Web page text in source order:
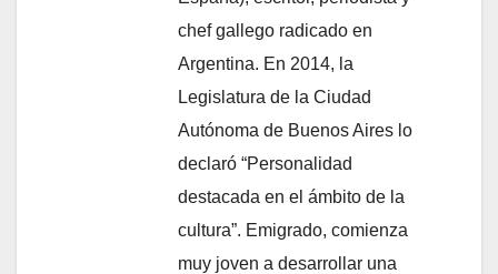
chef gallego radicado en
Argentina. En 2014, la
Legislatura de la Ciudad
Autónoma de Buenos Aires lo
declaró “Personalidad
destacada en el ámbito de la
cultura”. Emigrado, comienza
muy joven a desarrollar una